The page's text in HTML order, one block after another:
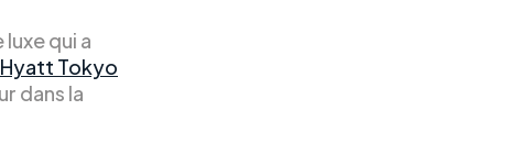
qui a
Hyatt Tokyo
dans la